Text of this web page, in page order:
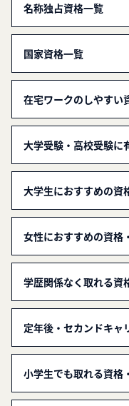
名称独占資格一覧
国家資格一覧
在宅ワークのしやすい
大学受験・高校受験に
大学生におすすめの資
女性におすすめの資格
学歴関係なく取れる資
定年後・セカンドキャ
小学生でも取れる資格